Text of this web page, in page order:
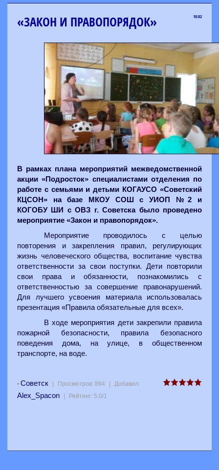
10:02
«ЗАКОН И ПРАВОПОРЯДОК»
В рамках плана мероприятий межведомственной
акции «Подросток» специалистами отделения по
работе с семьями и детьми КОГАУСО «Советский
КЦСОН» на базе МКОУ СОШ с УИОП №2 и
КОГОБУ ШИ с ОВЗ г. Советска было проведено
мероприятие «Закон и правопорядок».
Мероприятие проводилось с целью
повторения и закрепления правил, регулирующих
жизнь человеческого общества, воспитание чувства
ответственности за свои поступки. Дети повторили
свои права и обязанности, познакомились с
ответственностью за совершение правонарушений.
Для лучшего усвоения материала использовалась
презентация «Правила обязательные для всех».
В ходе мероприятия дети закрепили правила
пожарной безопасности, правила безопасного
поведения дома, на улице, в общественном
транспорте, на воде.
• Советск Просмотров: 894 Добавил:
Alex_Spacon Рейтинг: 5.0/1